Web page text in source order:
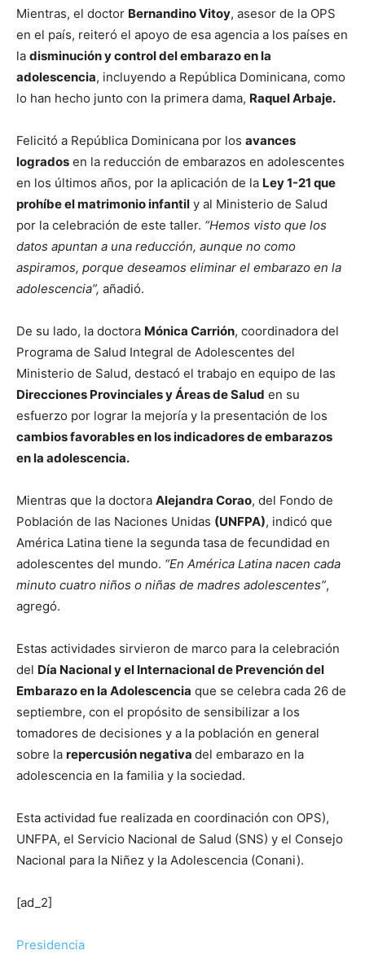
Mientras, el doctor Bernandino Vitoy, asesor de la OPS
en el país, reiteró el apoyo de esa agencia a los países en
la disminución y control del embarazo en la
adolescencia, incluyendo a República Dominicana, como
lo han hecho junto con la primera dama, Raquel Arbaje.
Felicitó a República Dominicana por los avances
logrados en la reducción de embarazos en adolescentes
en los últimos años, por la aplicación de la Ley 1-21 que
prohíbe el matrimonio infantil y al Ministerio de Salud
por la celebración de este taller. “Hemos visto que los
datos apuntan a una reducción, aunque no como
aspiramos, porque deseamos eliminar el embarazo en la
adolescencia”, añadió.
De su lado, la doctora Mónica Carrión, coordinadora del
Programa de Salud Integral de Adolescentes del
Ministerio de Salud, destacó el trabajo en equipo de las
Direcciones Provinciales y Áreas de Salud en su
esfuerzo por lograr la mejoría y la presentación de los
cambios favorables en los indicadores de embarazos
en la adolescencia.
Mientras que la doctora Alejandra Corao, del Fondo de
Población de las Naciones Unidas (UNFPA), indicó que
América Latina tiene la segunda tasa de fecundidad en
adolescentes del mundo. “En América Latina nacen cada
minuto cuatro niños o niñas de madres adolescentes”,
agregó.
Estas actividades sirvieron de marco para la celebración
del Día Nacional y el Internacional de Prevención del
Embarazo en la Adolescencia que se celebra cada 26 de
septiembre, con el propósito de sensibilizar a los
tomadores de decisiones y a la población en general
sobre la repercusión negativa del embarazo en la
adolescencia en la familia y la sociedad.
Esta actividad fue realizada en coordinación con OPS),
UNFPA, el Servicio Nacional de Salud (SNS) y el Consejo
Nacional para la Niñez y la Adolescencia (Conani).
[ad_2]
Presidencia